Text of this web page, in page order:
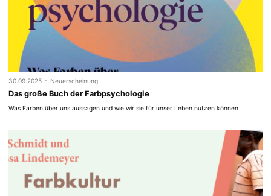
30.09.2025 - Neuerscheinung
Das große Buch der Farbpsychologie
Was Farben über uns aussagen und wie wir sie für unser Leben nutzen können